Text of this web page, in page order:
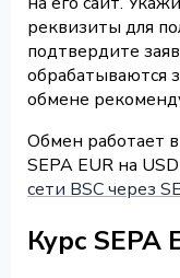
реквизиты для
подтвердите
обрабатываются
обмене
Обмен работает
SEPA EUR на
сети BSC через
Курс SEPA